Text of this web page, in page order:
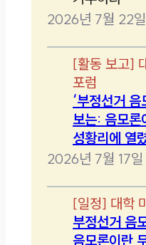
2026년 7월 22일
[활동 보고]
포럼
‘부정선거
보는: 음모론
성황리에 열
2026년 7월 17일
[일정] 대학
부정선거 음
음모론이란